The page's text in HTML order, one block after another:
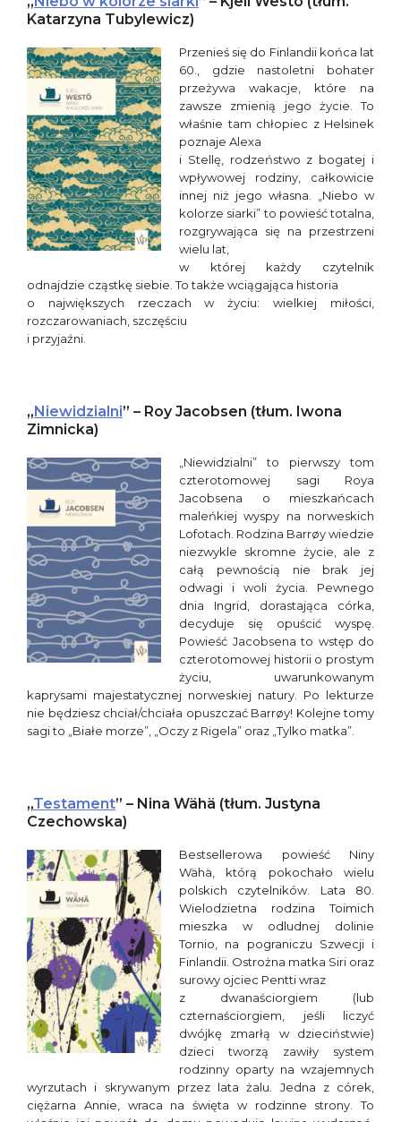
Katarzyna Tubylewicz)
Przenieś się do Finlandii końca lat
60., gdzie nastoletni bohater
przeżywa wakacje, które na
zawsze zmienią jego życie. To
właśnie tam chłopiec z Helsinek
poznaje Alexa
i Stellę, rodzeństwo z bogatej i
wpływowej rodziny, całkowicie
innej niż jego własna. „Niebo w
kolorze siarki” to powieść totalna,
rozgrywająca się na przestrzeni
wielu lat,
w której każdy czytelnik
odnajdzie cząstkę siebie. To także wciągająca historia
o największych rzeczach w życiu: wielkiej miłości,
rozczarowaniach, szczęściu
i przyjaźni.
„Niewidzialni” – Roy Jacobsen (tłum. Iwona
Zimnicka)
„Niewidzialni” to pierwszy tom
czterotomowej sagi Roya
Jacobsena o mieszkańcach
maleńkiej wyspy na norweskich
Lofotach. Rodzina Barrøy wiedzie
niezwykle skromne życie, ale z
całą pewnością nie brak jej
odwagi i woli życia. Pewnego
dnia Ingrid, dorastająca córka,
decyduje się opuścić wyspę.
Powieść Jacobsena to wstęp do
czterotomowej historii o prostym
życiu, uwarunkowanym
kaprysami majestatycznej norweskiej natury. Po lekturze
nie będziesz chciał/chciała opuszczać Barrøy! Kolejne tomy
sagi to „Białe morze”, „Oczy z Rigela” oraz „Tylko matka”.
„Testament” – Nina Wähä (tłum. Justyna
Czechowska)
Bestsellerowa powieść Niny
Wähä, którą pokochało wielu
polskich czytelników. Lata 80.
Wielodzietna rodzina Toimich
mieszka w odludnej dolinie
Tornio, na pograniczu Szwecji i
Finlandii. Ostrożna matka Siri oraz
surowy ojciec Pentti wraz
z dwanaściorgiem (lub
czternaściorgiem, jeśli liczyć
dwójkę zmarłą w dzieciństwie)
dzieci tworzą zawiły system
rodzinny oparty na wzajemnych
wyrzutach i skrywanym przez lata żalu. Jedna z córek,
ciężarna Annie, wraca na święta w rodzinne strony. To